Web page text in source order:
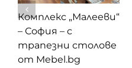
Комплекс „Малееви“
– София – с
трапезни столове
от Mebel.bg